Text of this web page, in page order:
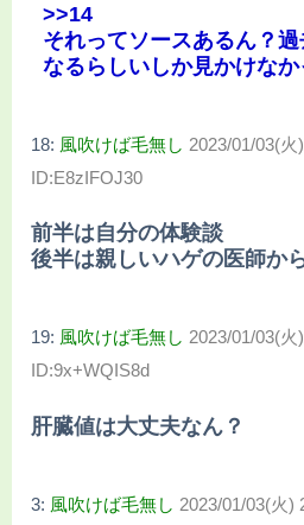
>>14
それってソースあるん？過
なるらしいしか見かけな
18: 風吹けば毛無し 2023/01/03(火
ID:E8zIFOJ30
前半は自分の体験談
後半は親しいハゲの医師か
19: 風吹けば毛無し 2023/01/03(火
ID:9x+WQIS8d
肝臓値は大丈夫なん？
3: 風吹けば毛無し 2023/01/03(火)